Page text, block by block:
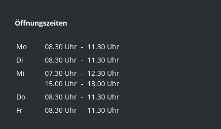
Öffnungszeiten
Mo
08.30 Uhr - 11.30 Uhr
Di
08.30 Uhr - 11.30 Uhr
Mi
07.30 Uhr - 12.30 Uhr
15.00 Uhr - 18.00 Uhr
Do
08.30 Uhr - 11.30 Uhr
Fr
08.30 Uhr - 11.30 Uhr